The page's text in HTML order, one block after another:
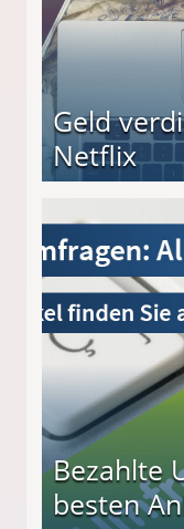
Geld
Netflix
Bezahlte
besten